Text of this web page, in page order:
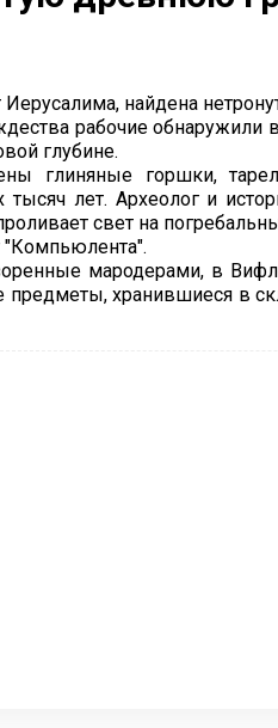
найдена
рабочие обнаружили
глубине.
глиняные горшки,
тысяч лет. Археолог и
свет на
"Компьюлента".
мародерами, в
предметы, хранившиеся в